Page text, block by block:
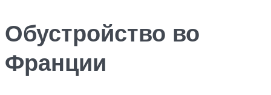
Обустройство во
Франции